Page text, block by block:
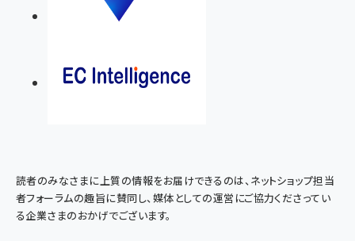
読者のみなさまに上質の情報をお届けできるのは、ネットショップ担当
者フォーラムの趣旨に賛同し、媒体としての運営にご協力くださってい
る企業さまのおかげでございます。